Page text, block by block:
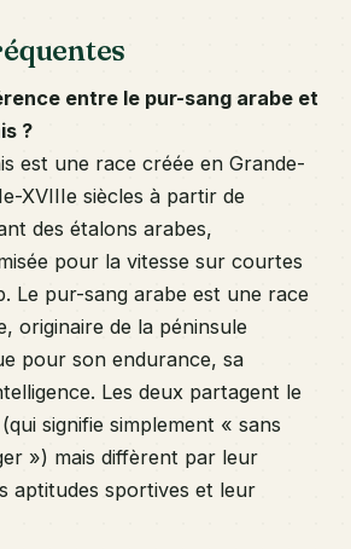
entre le pur-sang arabe et
?
est une race créée en Grande-
XVIIIe siècles à partir de
des étalons arabes,
pour la vitesse sur courtes
Le pur-sang arabe est une race
originaire de la péninsule
pour son endurance, sa
Les deux partagent le
signifie simplement « sans
») mais diffèrent par leur
aptitudes sportives et leur